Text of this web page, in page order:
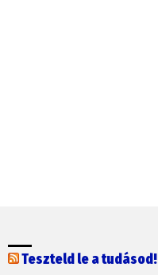
Teszteld le a tudásod!